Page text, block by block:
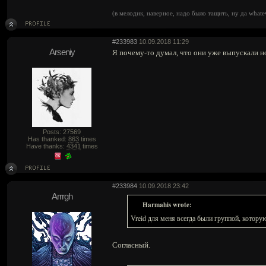
(в мелодик, наверное, надо было тащить, ну да
#233983 10.09.2018 11:29
Arseniy
Posts: 27569
Has thanked: 863times
Have thanks: 4341 times
Я почему-то думал, что они уже выпускали
#233984 10.09.2018 23:42
Arrrgh
Harmahis wrote:
Vreid для меня всегда были группой,
Согласный.